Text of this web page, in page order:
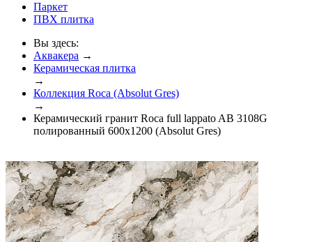
Паркет
ПВХ плитка
Вы здесь:
Аквакера →
Керамическая плитка
→
Коллекция Roca (Absolut Gres)
→
Керамический гранит Roca full lappato AB 3108G
полированный 600x1200 (Absolut Gres)